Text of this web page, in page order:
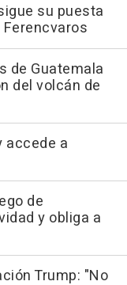
su puesta
de Guatemala
del volcán de
accede a
de
y obliga a
Trump: "No